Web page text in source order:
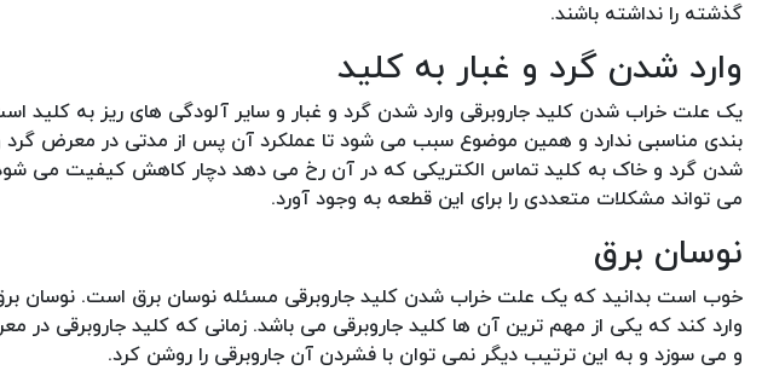
گذشته را نداشته باشند.
وارد شدن گرد و غبار به کلید
یک علت خراب شدن کلید جاروبرقی وارد شدن گرد و غبار و سایر آلودگی های ریز به کلید
بندی مناسبی ندارد و همین موضوع سبب می شود تا عملکرد آن پس از مدتی در معرض گرد و
شدن گرد و خاک به کلید تماس الکتریکی که در آن رخ می دهد دچار کاهش کیفیت می
می تواند مشکلات متعددی را برای این قطعه به وجود آورد.
نوسان برق
خوب است بدانید که یک علت خراب شدن کلید جاروبرقی مسئله نوسان برق است. نوسان
وارد کند که یکی از مهم ترین آن ها کلید جاروبرقی می باشد. زمانی که کلید جاروبرقی در
و می سوزد و به این ترتیب دیگر نمی توان با فشردن آن جاروبرقی را روشن کرد.